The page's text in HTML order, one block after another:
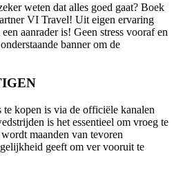
weten dat alles goed gaat? Boek
VI Travel! Uit eigen ervaring
aanrader is! Geen stress vooraf en
banner om de
kopen is via de officiële kanalen
is het essentieel om vroeg te
maanden van tevoren
geeft om ver vooruit te